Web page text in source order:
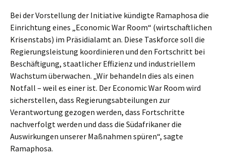
Bei der Vorstellung der Initiative kündigte Ramaphosa die
Einrichtung eines „Economic War Room“ (wirtschaftlichen
Krisenstabs) im Präsidialamt an. Diese Taskforce soll die
Regierungsleistung koordinieren und den Fortschritt bei
Beschäftigung, staatlicher Effizienz und industriellem
Wachstum überwachen. „Wir behandeln dies als einen
Notfall – weil es einer ist. Der Economic War Room wird
sicherstellen, dass Regierungsabteilungen zur
Verantwortung gezogen werden, dass Fortschritte
nachverfolgt werden und dass die Südafrikaner die
Auswirkungen unserer Maßnahmen spüren“, sagte
Ramaphosa.